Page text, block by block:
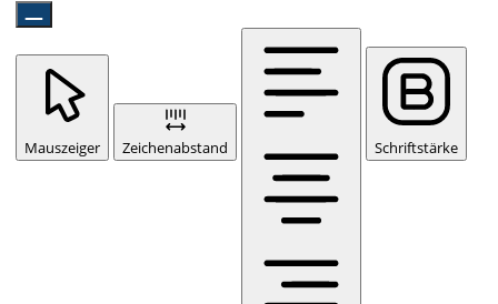
Mauszeiger Zeichenabstand Schriftstärke